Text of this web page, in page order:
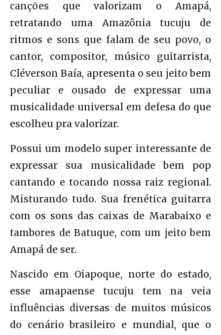
canções que valorizam o Amapá,
retratando uma Amazônia tucuju de
ritmos e sons que falam de seu povo, o
cantor, compositor, músico guitarrista,
Cléverson Baía, apresenta o seu jeito bem
peculiar e ousado de expressar uma
musicalidade universal em defesa do que
escolheu pra valorizar.
Possui um modelo super interessante de
expressar sua musicalidade bem pop
cantando e tocando nossa raiz regional.
Misturando tudo. Sua frenética guitarra
com os sons das caixas de Marabaixo e
tambores de Batuque, com um jeito bem
Amapá de ser.
Nascido em Oiapoque, norte do estado,
esse amapaense tucuju tem na veia
influências diversas de muitos músicos
do cenário brasileiro e mundial, que o